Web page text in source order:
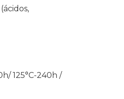
125°C-240h /